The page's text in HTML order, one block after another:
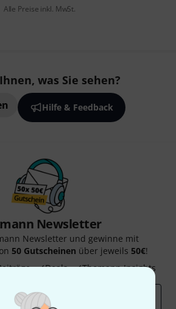
Alle Preise inkl. MwSt.
was Sie sehen?
Hilfe & Feedback
Newsletter
Newsletter und gewinne mit
50 Gutscheinen über jeweils 50€!
Deals Thomann Insights